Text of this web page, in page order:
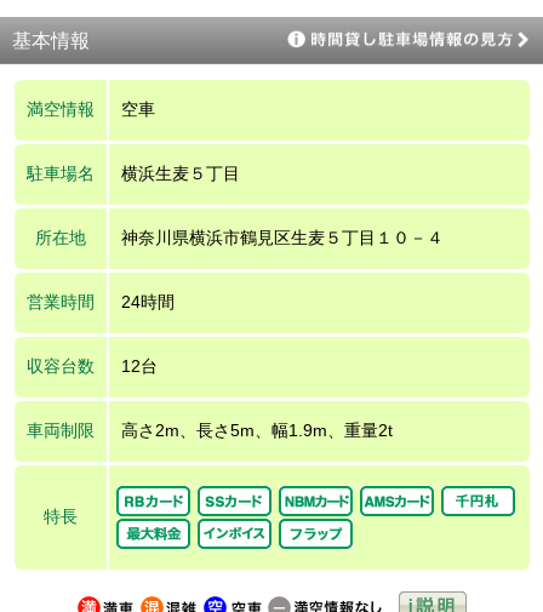
基本情報
満空情報 空車
駐車場名 横浜生麦５丁目
所在地 神奈川県横浜市鶴見区生麦５丁目１０－４
営業時間 24時間
収容台数 12台
車両制限 高さ2m、長さ5m、幅1.9m、重量2t
特長